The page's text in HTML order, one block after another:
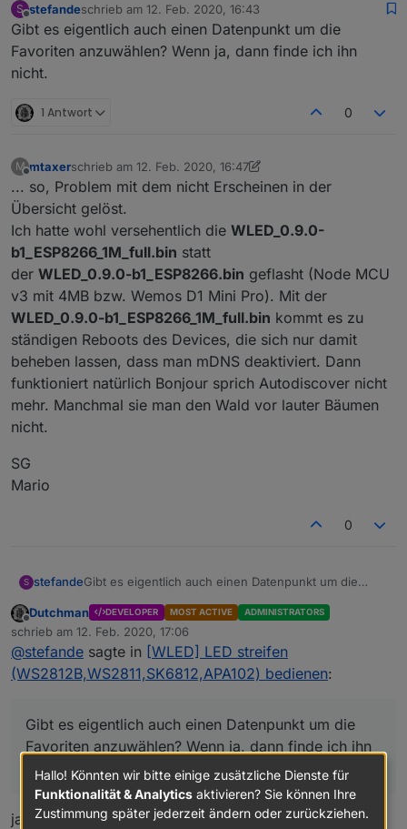
S
Offline
stefandeschrieb am 12. Feb. 2020, 16:43
zuletzt editiert von
Gibt es eigentlich auch einen Datenpunkt um die
Favoriten anzuwählen? Wenn ja, dann finde ich ihn
nicht.
1 Antwort 0
M
Offline
mtaxerschrieb am 12. Feb. 2020, 16:47
zuletzt editiert von mtaxer 2. Dez. 2020, 17:49
... so, Problem mit dem nicht Erscheinen in der
Übersicht gelöst.
Ich hatte wohl versehentlich die WLED_0.9.0-
b1_ESP8266_1M_full.bin statt
der WLED_0.9.0-b1_ESP8266.bin geflasht (Node MCU
v3 mit 4MB bzw. Wemos D1 Mini Pro). Mit der
WLED_0.9.0-b1_ESP8266_1M_full.bin kommt es zu
ständigen Reboots des Devices, die sich nur damit
beheben lassen, dass man mDNS deaktiviert. Dann
funktioniert natürlich Bonjour sprich Autodiscover nicht
mehr. Manchmal sie man den Wald vor lauter Bäumen
nicht.
SG
Mario
0
S stefandeGibt es eigentlich auch einen Datenpunkt um die
nicht.
Offline
Dutchman DEVELOPER MOST ACTIVE ADMINISTRATORS
schrieb am 12. Feb. 2020, 17:06
zuletzt editiert von
@stefande sagte in [WLED] LED streifen
(WS2812B,WS2811,SK6812,APA102) bedienen:
Gibt es eigentlich auch einen Datenpunkt um die
Favoriten anzuwählen? Wenn ja, dann finde ich ihn
nicht.
ja, nennt sich preset kannst mit psave deine jetzigen
Hallo! Könnten wir bitte einige zusätzliche Dienste für
Funktionalität & Analytics aktivieren? Sie können Ihre
Zustimmung später jederzeit ändern oder zurückziehen.